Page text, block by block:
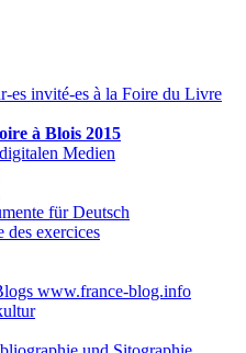
es invité-es à la Foire du Livre
à Blois 2015
Medien
für Deutsch
des exercices
www.france-blog.info